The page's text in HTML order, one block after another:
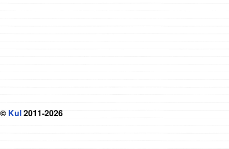
© Kul2011-2026